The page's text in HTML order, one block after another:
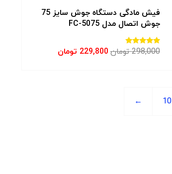
فیش مادگی دستگاه جوش سایز 75
جوش اتصال مدل FC-5075
امتیاز
298,000 تومان 229,800 تومان
10
←